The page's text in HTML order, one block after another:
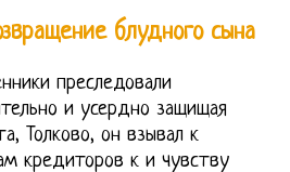
блудного сына
преследовали
и усердно защищая
Толково, он взывал к
кредиторов к и чувству